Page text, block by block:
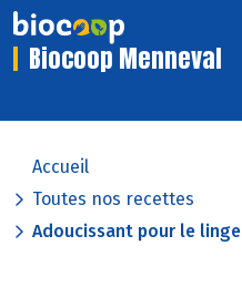
Biocoop Menneval
Accueil
Toutes nos recettes
Adoucissant pour le linge